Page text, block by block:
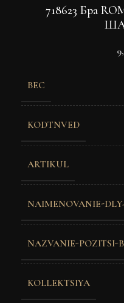
718623 Бра
ВЕС
KODTNVED
ARTIKUL
NAIMENOVANIE-
NAZVANIE-POZITSI-
KOLLEKTSIYA